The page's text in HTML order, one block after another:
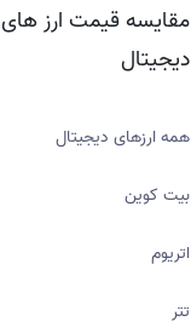
مقایسه قیمت ارز های
دیجیتال
همه ارزهای دیجیتال
بیت کوین
اتریوم
تتر